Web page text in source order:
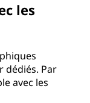
les
dédiés. Par
avec les